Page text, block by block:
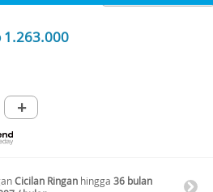
1.263.000
+
Cicilan Ringan hingga 36 bulan